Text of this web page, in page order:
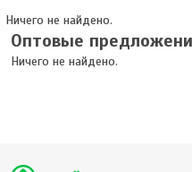
Ничего не найдено.
Оптовые
Ничего не найдено.